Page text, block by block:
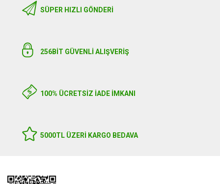
SÜPER HIZLI GÖNDERI
256BIT GÜVENLİ ALIŞVERİŞ
100% ÜCRETSİZ İADE İMKANI
5000TL ÜZERI KARGO BEDAVA